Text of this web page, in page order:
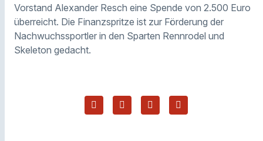
Vorstand Alexander Resch eine Spende von 2.500 Euro
überreicht. Die Finanzspritze ist zur Förderung der
Nachwuchssportler in den Sparten Rennrodel und
Skeleton gedacht.